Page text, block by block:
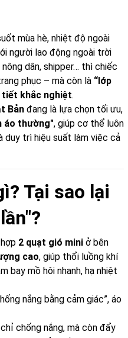
mùa hè, nhiệt độ ngoài
người lao động ngoài trời
dân, shipper… thì chiếc
phục – mà còn là “lớp
tiết khắc nghiệt.
Bản đang là lựa chọn tối ưu,
áo thường", giúp cơ thể luôn
trì hiệu suất làm việc cả
Tại sao lại
2 quạt gió mini ở bên
cao, giúp thổi luồng khí
bay mồ hôi nhanh, hạ nhiệt
nắng bằng cảm giác”, áo
chống nắng, mà còn đẩy